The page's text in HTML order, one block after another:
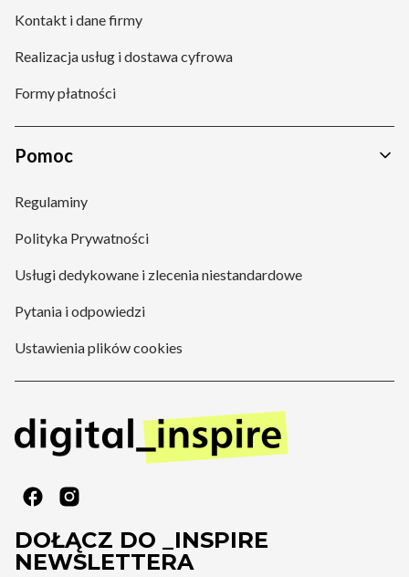
Kontakt i dane firmy
Realizacja usług i dostawa cyfrowa
Formy płatności
Pomoc
Regulaminy
Polityka Prywatności
Usługi dedykowane i zlecenia niestandardowe
Pytania i odpowiedzi
Ustawienia plików cookies
DOŁĄCZ DO _INSPIRE
NEWSLETTERA